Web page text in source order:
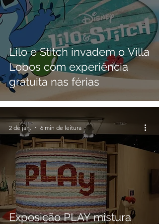
Lilo e Stitch invadem o Villa
Lobos com experiência
gratuita nas férias
Exposição PLAY mistura
2 de jan. 6 min de leitura